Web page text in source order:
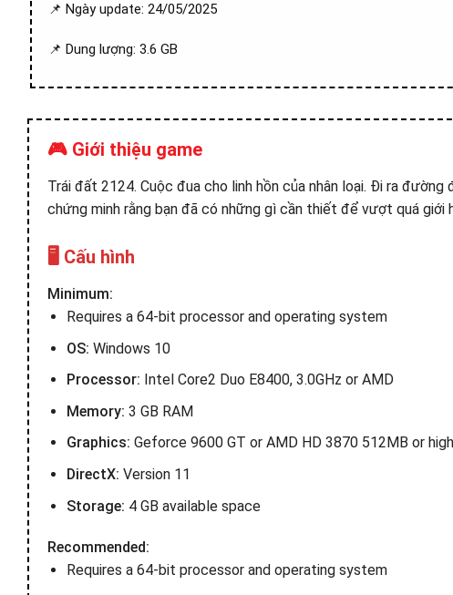
📌 Ngày update: 24/05/2025
📌 Dung lượng: 3.6 GB
🎮 Giới thiệu game
Trái đất 2124. Cuộc đua cho linh hồn của nhân loại. Đi ra
chứng minh rằng bạn đã có những gì cần thiết để vượt quá giới
🖥️ Cấu hình
Minimum:
Requires a 64-bit processor and operating system
OS: Windows 10
Processor: Intel Core2 Duo E8400, 3.0GHz or AMD
Memory: 3 GB RAM
Graphics: Geforce 9600 GT or AMD HD 3870 512MB or
DirectX: Version 11
Storage: 4 GB available space
Recommended:
Requires a 64-bit processor and operating system